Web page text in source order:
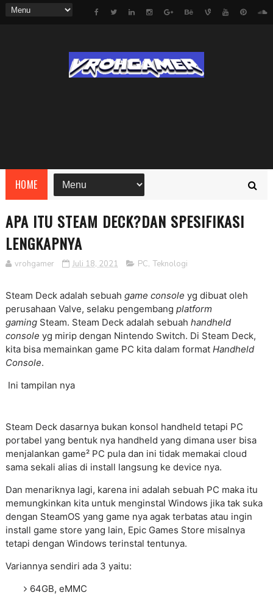
HOME
APA ITU STEAM DECK?DAN SPESIFIKASI
LENGKAPNYA
vrohgamer Juli 18, 2021 PC, Teknologi
Steam Deck adalah sebuah game console yg dibuat oleh
perusahaan Valve, selaku pengembang platform
gamingSteam. Steam Deck adalah sebuah handheld
console yg mirip dengan Nintendo Switch. Di Steam Deck,
kita bisa memainkan game PC kita dalam formatHandheld
Console.
Ini tampilan nya
Steam Deck dasarnya bukan konsol handheld tetapi PC
portabel yang bentuk nya handheld yang dimana user bisa
menjalankan game² PC pula dan ini tidak memakai cloud
sama sekali alias di install langsung ke device nya.
Dan menariknya lagi, karena ini adalah sebuah PC maka itu
memungkinkan kita untuk menginstal Windows jika tak suka
dengan SteamOS yang game nya agak terbatas atau ingin
install game store yang lain, Epic Games Store misalnya
tetapi dengan Windows terinstal tentunya.
Variannya sendiri ada 3 yaitu:
64GB, eMMC